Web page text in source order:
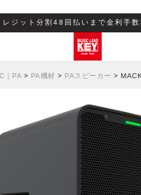
レジット分割48回払いまで金利手数
｜PA > PA機材 > PAスピーカー >